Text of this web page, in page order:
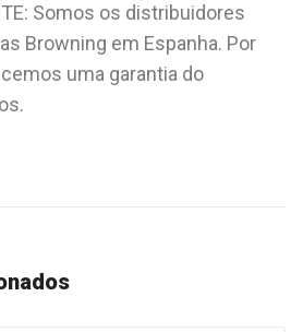
Somos os distribuidores
Browning em Espanha. Por
uma garantia do